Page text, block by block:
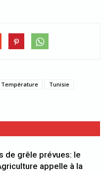
Température Tunisie
de grêle prévues: le
appelle à la